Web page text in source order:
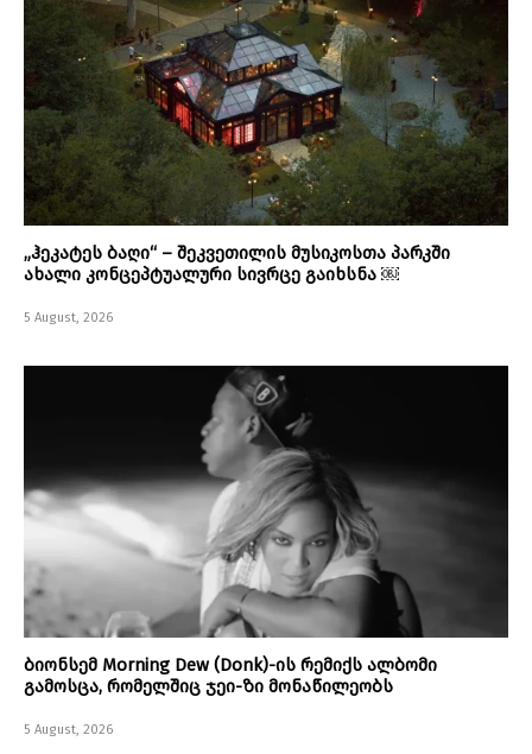
„ჰეკატეს ბაღი“ – შეკვეთილის მუსიკოსთა პარკში
ახალი კონცეპტუალური სივრცე გაიხსნა ￼
5 August, 2026
ბიონსემ Morning Dew (Donk)-ის რემიქს ალბომი
გამოსცა, რომელშიც ჯეი-ზი მონაწილეობს
5 August, 2026